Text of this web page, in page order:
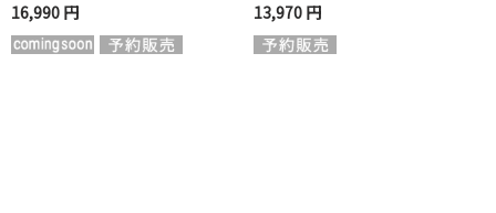
16,990 円 13,970 円